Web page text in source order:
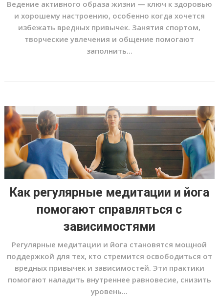
Ведение активного образа жизни — ключ к здоровью
и хорошему настроению, особенно когда хочется
избежать вредных привычек. Занятия спортом,
творческие увлечения и общение помогают
заполнить...
Как регулярные медитации и йога
помогают справляться с
зависимостями
Регулярные медитации и йога становятся мощной
поддержкой для тех, кто стремится освободиться от
вредных привычек и зависимостей. Эти практики
помогают наладить внутреннее равновесие, снизить
уровень...